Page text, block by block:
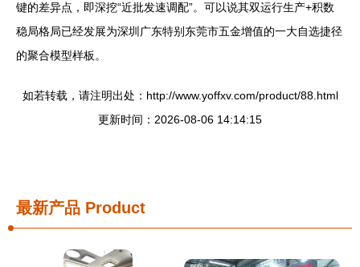
键的差异点，即深挖“近批发速调配”。可以说其双运行生产+积数
稳局格局已经发展为深圳广东特别东莞市五金增值的一大自选捷径
的聚合模型样板。
如若转载，请注明出处：http://www.yoffxv.com/product/88.html
更新时间：2026-08-06 14:14:15
最新产品 Product